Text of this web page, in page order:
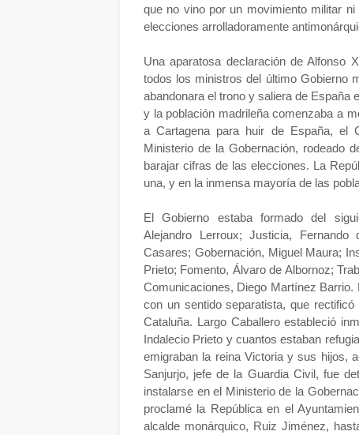
que no vino por un movimiento militar
elecciones arrolladoramente
Una aparatosa declaración de Alfonso
todos los ministros del último Gobierno
abandonara el trono y saliera de España
y la población madrileña comenzaba a
a Cartagena para huir de España, el
Ministerio de la Gobernación, rodeado
barajar cifras de las elecciones. La
una, y en la inmensa mayoría de las
El Gobierno estaba formado del
Alejandro Lerroux; Justicia,
Casares; Gobernación, Miguel Maura;
Prieto; Fomento, Álvaro de Albornoz;
Comunicaciones, Diego Martínez
con un sentido separatista, que
Cataluña. Largo Caballero estableció
Indalecio Prieto y cuantos estaban
emigraban la reina Victoria y sus hijos,
Sanjurjo, jefe de la Guardia Civil, fue
instalarse en el Ministerio de la
proclamé la República en el
alcalde monárquico, Ruiz Jiménez,